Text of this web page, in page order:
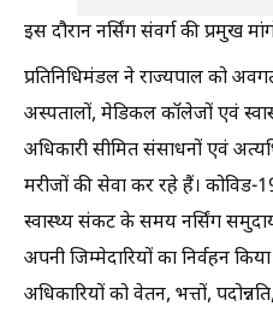
इस दौरान नर्सिंग संवर्ग की प्रमुख
प्रतिनिधिमंडल ने राज्यपाल को
अस्पतालों, मेडिकल कॉलेजों एवं
अधिकारी सीमित संसाधनों एवं
मरीजों की सेवा कर रहे हैं। कोविड-
स्वास्थ्य संकट के समय नर्सिंग
अपनी जिम्मेदारियों का निर्वहन
अधिकारियों को वेतन, भत्तों,